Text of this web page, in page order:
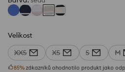
Velikost
XXS XS S M
85%zákazníků ohodnotilo produkt jako